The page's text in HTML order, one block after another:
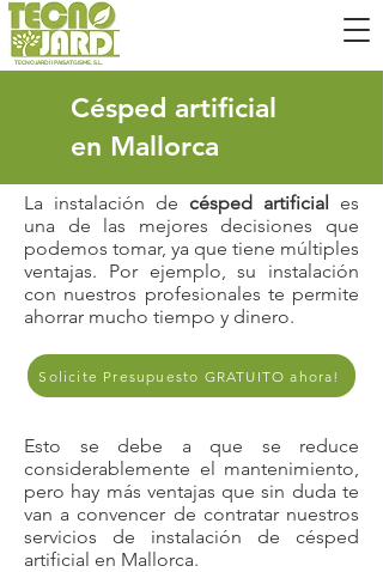
TECNOJARDÍ I PAISATGISME, S.L.
La instalación de césped artificial es
una de las mejores decisiones que
podemos tomar, ya que tiene múltiples
ventajas. Por ejemplo, su instalación
con nuestros profesionales te permite
ahorrar mucho tiempo y dinero.
Césped artificial
en Mallorca
Solicite Presupuesto GRATUITO ahora!
Esto se debe a que se reduce
considerablemente el mantenimiento,
pero hay más ventajas que sin duda te
van a convencer de contratar nuestros
servicios de instalación de césped
artificial en Mallorca.